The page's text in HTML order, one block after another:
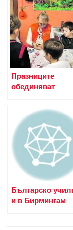
Празниците
обединяват
Българско
и в Бирмингам